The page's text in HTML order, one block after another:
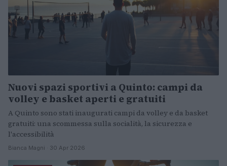
Nuovi spazi sportivi a Quinto: campi da
volley e basket aperti e gratuiti
A Quinto sono stati inaugurati campi da volley e da basket
gratuiti: una scommessa sulla socialità, la sicurezza e
l'accessibilità
Bianca Magni · 30 Apr 2026